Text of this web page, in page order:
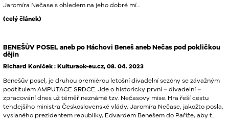
Jaromíra Nečase s ohledem na jeho dobré mí...
(celý článek)
BENEŠŮV POSEL aneb po Háchovi Beneš aneb Nečas pod pokličkou
dějin
Richard Koníček : Kulturaok-eu.cz, 08. 04. 2023
Benešův posel, je druhou premiérou letošní divadelní sezóny se závažným
podtitulem AMPUTACE SRDCE . Jde o historicky první – divadelní –
zpracování dnes už téměř neznámé tzv. Nečasovy mise. Hra řeší cestu
tehdejšího ministra Československé vlády, Jaromíra Nečase, jakožto posla,
vyslaného prezidentem republiky, Edvardem Benešem do Paříže, aby t...